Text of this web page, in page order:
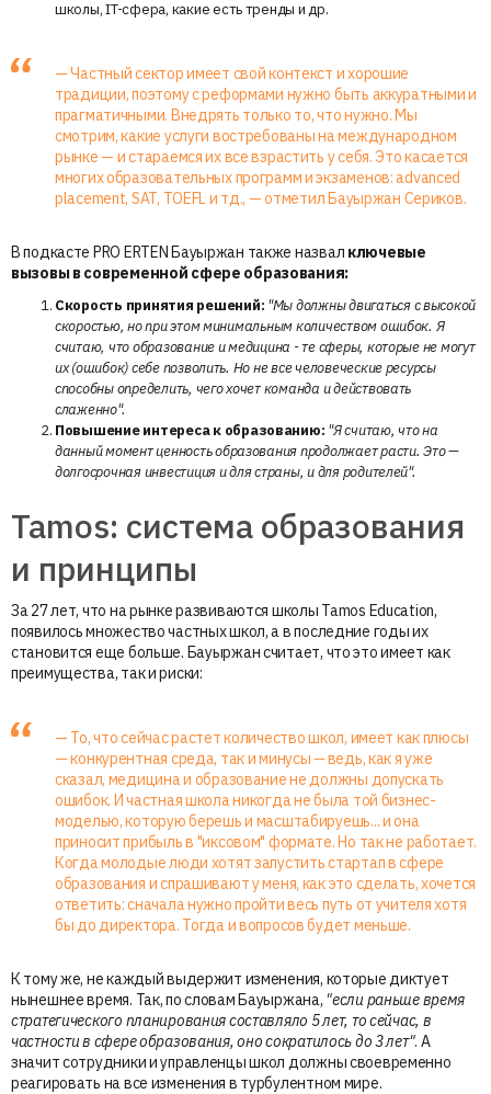
школы, IT-сфера, какие есть тренды и др.
— Частный сектор имеет свой контекст и хорошие
традиции, поэтому с реформами нужно быть аккуратными и
прагматичными. Внедрять только то, что нужно. Мы
смотрим, какие услуги востребованы на международном
рынке — и стараемся их все взрастить у себя. Это касается
многих образовательных программ и экзаменов: advanced
placement, SAT, TOEFL и тд., — отметил Бауыржан Сериков.
В подкасте PRO ERTEN Бауыржан также назвал ключевые
вызовы в современной сфере образования:
Скорость принятия решений: "Мы должны двигаться с высокой
скоростью, но при этом минимальным количеством ошибок. Я
считаю, что образование и медицина - те сферы, которые не могут
их (ошибок) себе позволить. Но не все человеческие ресурсы
способны определить, чего хочет команда и действовать
слаженно".
Повышение интереса к образованию: "Я считаю, что на
данный момент ценность образования продолжает расти. Это —
долгосрочная инвестиция и для страны, и для родителей".
Tamos: система образования
и принципы
За 27 лет, что на рынке развиваются школы Tamos Education,
появилось множество частных школ, а в последние годы их
становится еще больше. Бауыржан считает, что это имеет как
преимущества, так и риски:
— То, что сейчас растет количество школ, имеет как плюсы
— конкурентная среда, так и минусы—ведь, как я уже
сказал, медицина и образование не должны допускать
ошибок. И частная школа никогда не была той бизнес-
моделью, которую берешь и масштабируешь... и она
приносит прибыль в "иксовом" формате. Но так не работает.
Когда молодые люди хотят запустить стартап в сфере
образования и спрашивают у меня, как это сделать, хочется
ответить: сначала нужно пройти весь путь от учителя хотя
бы до директора. Тогда и вопросов будет меньше.
К тому же, не каждый выдержит изменения, которые диктует
нынешнее время. Так, по словам Бауыржана, "если раньше время
стратегического планирования составляло 5 лет, то сейчас, в
частности в сфере образования, оно сократилось до 3 лет". А
значит сотрудники и управленцы школ должны своевременно
реагировать на все изменения в турбулентном мире.